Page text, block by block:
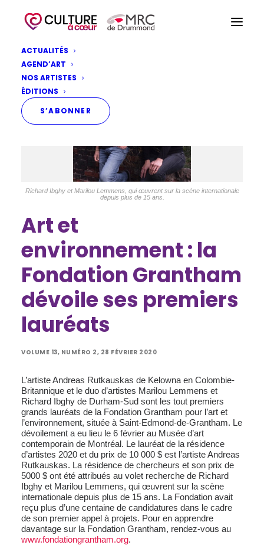
ACTUALITÉS
AGEND’ART
NOS ARTISTES
ÉDITIONS
S’ABONNER
Richard Ibghy et Marilou Lemmens, qui œuvrent sur la scène internationale
depuis plus de 15 ans.
Art et
environnement : la
Fondation Grantham
dévoile ses premiers
lauréats
VOLUME 13, NUMÉRO 2, 28 FÉVRIER 2020
L’artiste Andreas Rutkauskas de Kelowna en Colombie-
Britannique et le duo d’artistes Marilou Lemmens et
Richard Ibghy de Durham-Sud sont les tout premiers
grands lauréats de la Fondation Grantham pour l’art et
l’environnement, située à Saint-Edmond-de-Grantham. Le
dévoilement a eu lieu le 6 février au Musée d’art
contemporain de Montréal. Le lauréat de la résidence
d’artistes 2020 et du prix de 10 000 $ est l’artiste Andreas
Rutkauskas. La résidence de chercheurs et son prix de
5000 $ ont été attribués au volet recherche de Richard
Ibghy et Marilou Lemmens, qui œuvrent sur la scène
internationale depuis plus de 15 ans. La Fondation avait
reçu plus d’une centaine de candidatures dans le cadre
de son premier appel à projets. Pour en apprendre
davantage sur la Fondation Grantham, rendez-vous au
www.fondationgrantham.org.